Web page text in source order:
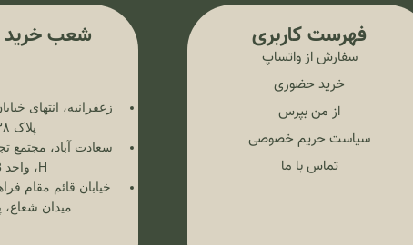
فهرست کاربری
سفارش از واتساپ
خرید حضوری
از من بپرس
سیاست حریم خصوصی
تماس با ما
شعب
زعفرانیه، انتهای
پلاک ۳۸
سعادت آباد، مجتمع
H، واحد H8
خیابان قائم مقام
میدان شعاع،